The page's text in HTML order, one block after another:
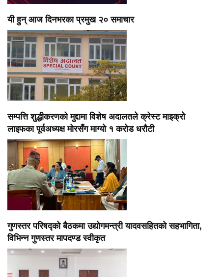
यी हुन् आज दिनभरका प्रमुख २० समाचार
सम्पत्ति शुद्धीकरणको मुद्दामा विशेष अदालतले क्रेस्ट माइक्रो
लाइफका पूर्वअध्यक्ष मोरसँग माग्यो १ करोड धरौटी
गुणस्तर परिषद्को बैठकमा उद्योगमन्त्री यादवसहितको सहभागिता,
विभिन्न गुणस्तर मापदण्ड स्वीकृत